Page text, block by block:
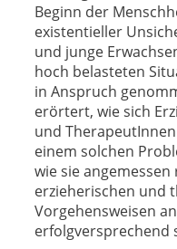
Beginn der
existentieller
und junge
hoch belasteten
in Anspruch
erörtert, wie sich
und
einem solchen
wie sie
erzieherischen und
Vorgehensweisen
erfolgversprechend